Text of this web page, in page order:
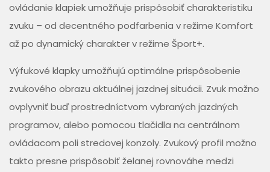
ovládanie klapiek umožňuje prispôsobiť charakteristiku
zvuku – od decentného podfarbenia v režime Komfort
až po dynamický charakter v režime Šport+.
Výfukové klapky umožňujú optimálne prispôsobenie
zvukového obrazu aktuálnej jazdnej situácii. Zvuk možno
ovplyvniť buď prostredníctvom vybraných jazdných
programov, alebo pomocou tlačidla na centrálnom
ovládacom poli stredovej konzoly. Zvukový profil možno
takto presne prispôsobiť želanej rovnováhe medzi